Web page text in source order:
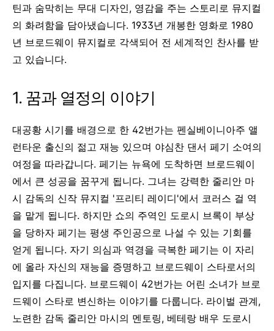
틴과 숨막히는 무대 디자인, 영감을 주는 스토리로 뮤지컬
의 화려함을 담아냈습니다. 1933년 개봉한 영화로 1980
년 브로드웨이 뮤지컬로 각색되어 전 세계적인 찬사를 받
고 있습니다.
1. 꿈과 열정의 이야기
대공황 시기를 배경으로 한 42번가는 펜실베이니아주 앨
런타운 출신의 젊고 재능 있으며 야심찬 댄서 페기 소여의
여정을 따라갑니다. 페기는 뉴욕에 도착하면 브로드웨이
에서 큰 성공을 꿈꾸게 됩니다. 그녀는 강력한 줄리안 마
시 감독의 신작 뮤지컬 '프리티 레이디'에서 코러스 걸 역
을 맡게 됩니다. 하지만 쇼의 주역인 도로시 브록이 부상
을 당하자 페기는 평생 주인공으로 나설 수 있는 기회를
얻게 됩니다. 자기 의심과 역경을 극복한 페기는 이 자리
에 올라 자신의 재능을 증명하고 브로드웨이 스타로서의
입지를 다집니다. 브로드웨이 42번가는 어린 소녀가 브로
드웨이 스타로 변신하는 이야기를 다룹니다. 라이벌 관계,
노련한 감독 줄리안 마시의 멘토링, 베테랑 배우 도로시